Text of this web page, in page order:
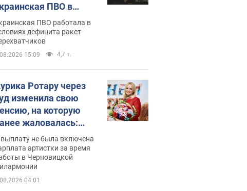
ПВО в
в Минобороны
цифру
ПВО работала в
дефицита ракет-
15:09 4,7 т.
Ротару через
изменила свою
на которую
жаловалась:
получала
не была включена
артистки за время
в Черновицкой
04:01